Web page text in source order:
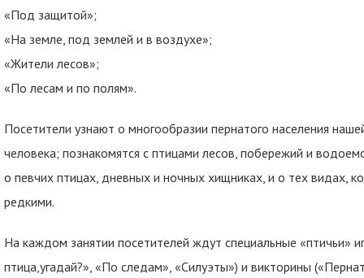
«Под защитой»;
«На земле, под землей и в воздухе»;
«Жители лесов»;
«По лесам и по полям».
Посетители узнают о многообразии пернатого населения
человека; познакомятся с птицами лесов, побережий и
о певчих птицах, дневных и ночных хищниках, и о тех видах,
редкими.
На каждом занятии посетителей ждут специальные «птичьи»
птица,угадай?», «По следам», «Силуэты») и викторины